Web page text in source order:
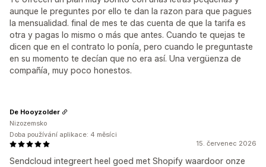
aunque le preguntes por ello te dan la razon para que pagues
la mensualidad. final de mes te das cuenta de que la tarifa es
otra y pagas lo mismo o más que antes. Cuando te quejas te
dicen que en el contrato lo ponía, pero cuando le preguntaste
en su momento te decían que no era así. Una vergüenza de
compañía, muy poco honestos.
15. červenec 2026
Sendcloud integreert heel goed met Shopify waardoor onze
De Hooyzolder
Nizozemsko
Doba používání aplikace: 4 měsíci